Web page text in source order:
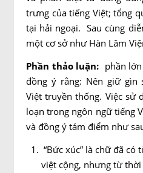
trưng của tiếng Việt; tổng
tại hải ngoại. Sau cùng
một cơ sở như Hàn Lâm
Phần thảo luận: phần
đồng ý rằng: Nên giữ gìn
Việt truyền thống. Việc sử
loạn trong ngôn ngữ tiếng
và đồng ý tám điểm như
“Bức xúc” là chữ đã
việt cộng, nhưng từ